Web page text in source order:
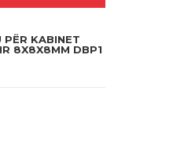
PËR KABINET
8X8X8MM DBP1